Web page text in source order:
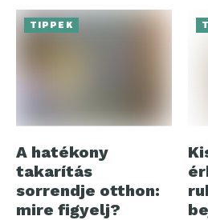
TIPPEK
A hatékony
takarítás
sorrendje otthon:
mire figyelj?